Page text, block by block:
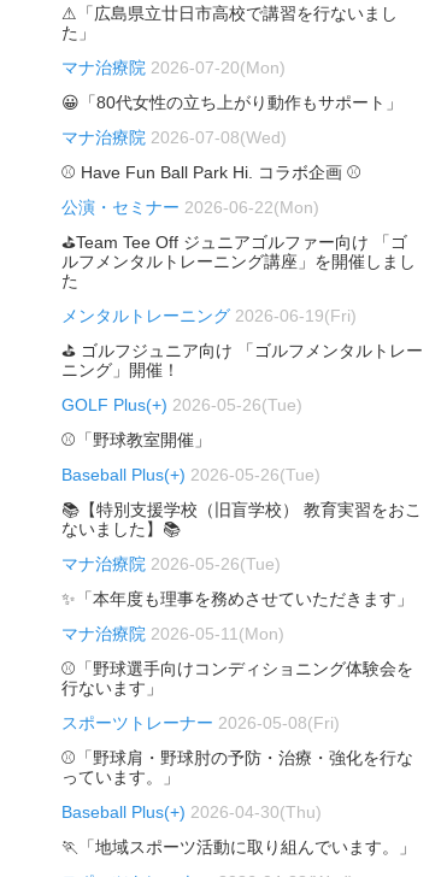
⚠「広島県立廿日市高校で講習を行ないまし
た」
マナ治療院 2026-07-20(Mon)
😀「80代女性の立ち上がり動作もサポート」
マナ治療院 2026-07-08(Wed)
⚾ Have Fun Ball Park Hi. コラボ企画 ⚾
公演・セミナー 2026-06-22(Mon)
⛳Team Tee Off ジュニアゴルファー向け 「ゴ
ルフメンタルトレーニング講座」を開催しまし
た
メンタルトレーニング 2026-06-19(Fri)
⛳ ゴルフジュニア向け 「ゴルフメンタルトレー
ニング」開催！
GOLF Plus(+) 2026-05-26(Tue)
⚾「野球教室開催」
Baseball Plus(+) 2026-05-26(Tue)
📚【特別支援学校（旧盲学校） 教育実習をおこ
ないました】📚
マナ治療院 2026-05-26(Tue)
✨「本年度も理事を務めさせていただきます」
マナ治療院 2026-05-11(Mon)
⚾「野球選手向けコンディショニング体験会を
行ないます」
スポーツトレーナー 2026-05-08(Fri)
⚾「野球肩・野球肘の予防・治療・強化を行な
っています。」
Baseball Plus(+) 2026-04-30(Thu)
🏃「地域スポーツ活動に取り組んでいます。」